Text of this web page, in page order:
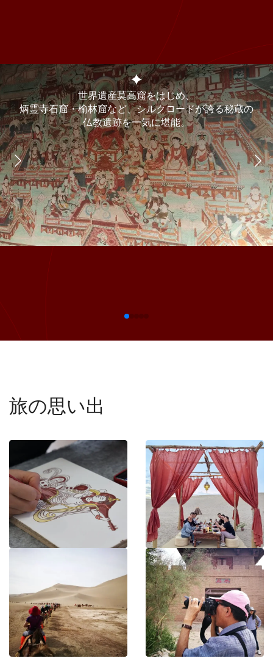
世界遺産莫高窟をはじめ、
炳霊寺石窟・榆林窟など、シルクロードが誇る秘蔵の
仏教遺跡を一気に堪能。
旅の思い出